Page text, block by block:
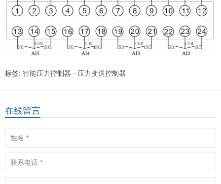
标签: 智能压力控制器 · 压力变送控制器
在线留言